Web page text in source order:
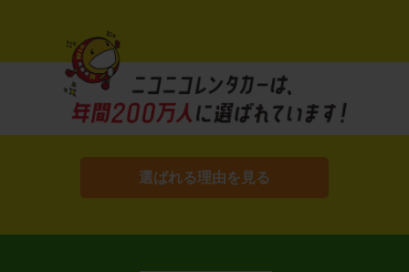
選ばれる理由を見る